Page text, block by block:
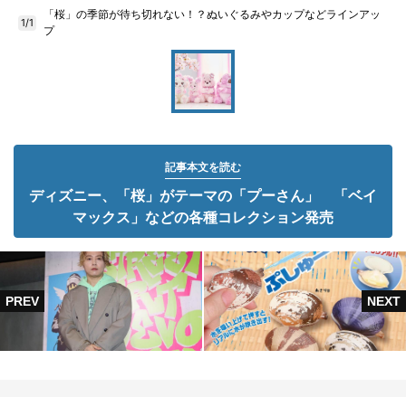
1/1
「桜」の季節が待ち切れない！？ぬいぐるみやカップなどラインアッ
プ
記事本文を読む
ディズニー、「桜」がテーマの「プーさん」 「ベイ
マックス」などの各種コレクション発売